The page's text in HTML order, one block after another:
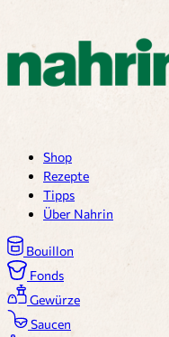
Shop
Rezepte
Tipps
Über Nahrin
Bouillon
Fonds
Gewürze
Saucen